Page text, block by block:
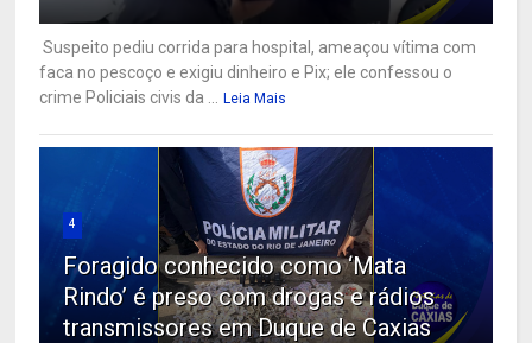
Suspeito pediu corrida para hospital, ameaçou vítima com
faca no pescoço e exigiu dinheiro e Pix; ele confessou o
crime Policiais civis da ...
Leia Mais
4
Foragido conhecido como ‘Mata
Rindo’ é preso com drogas e rádios
transmissores em Duque de Caxias